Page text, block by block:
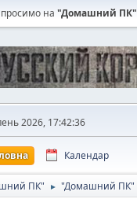
на "Домашний ПК"
2026, 17:42:36
Календар
ПК" ► "Домашний ПК"